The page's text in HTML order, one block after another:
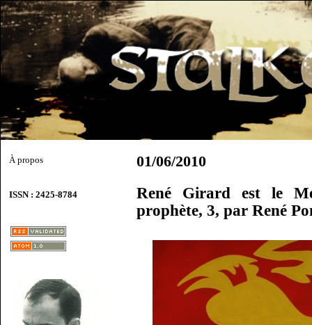
À propos
ISSN : 2425-8784
01/06/2010
René Girard est le
prophète, 3, par René